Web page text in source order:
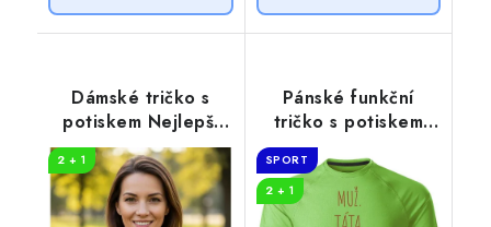
Dámské tričko s
potiskem Nejlepší
maminka na světě
2 + 1
Pánské funkční
tričko s potiskem
Muž Táta Šéf
SPORT
2 + 1